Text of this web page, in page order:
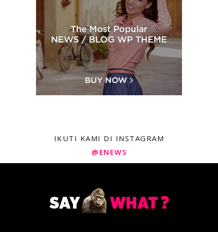
IKUTI KAMI DI INSTAGRAM
@ENEWS